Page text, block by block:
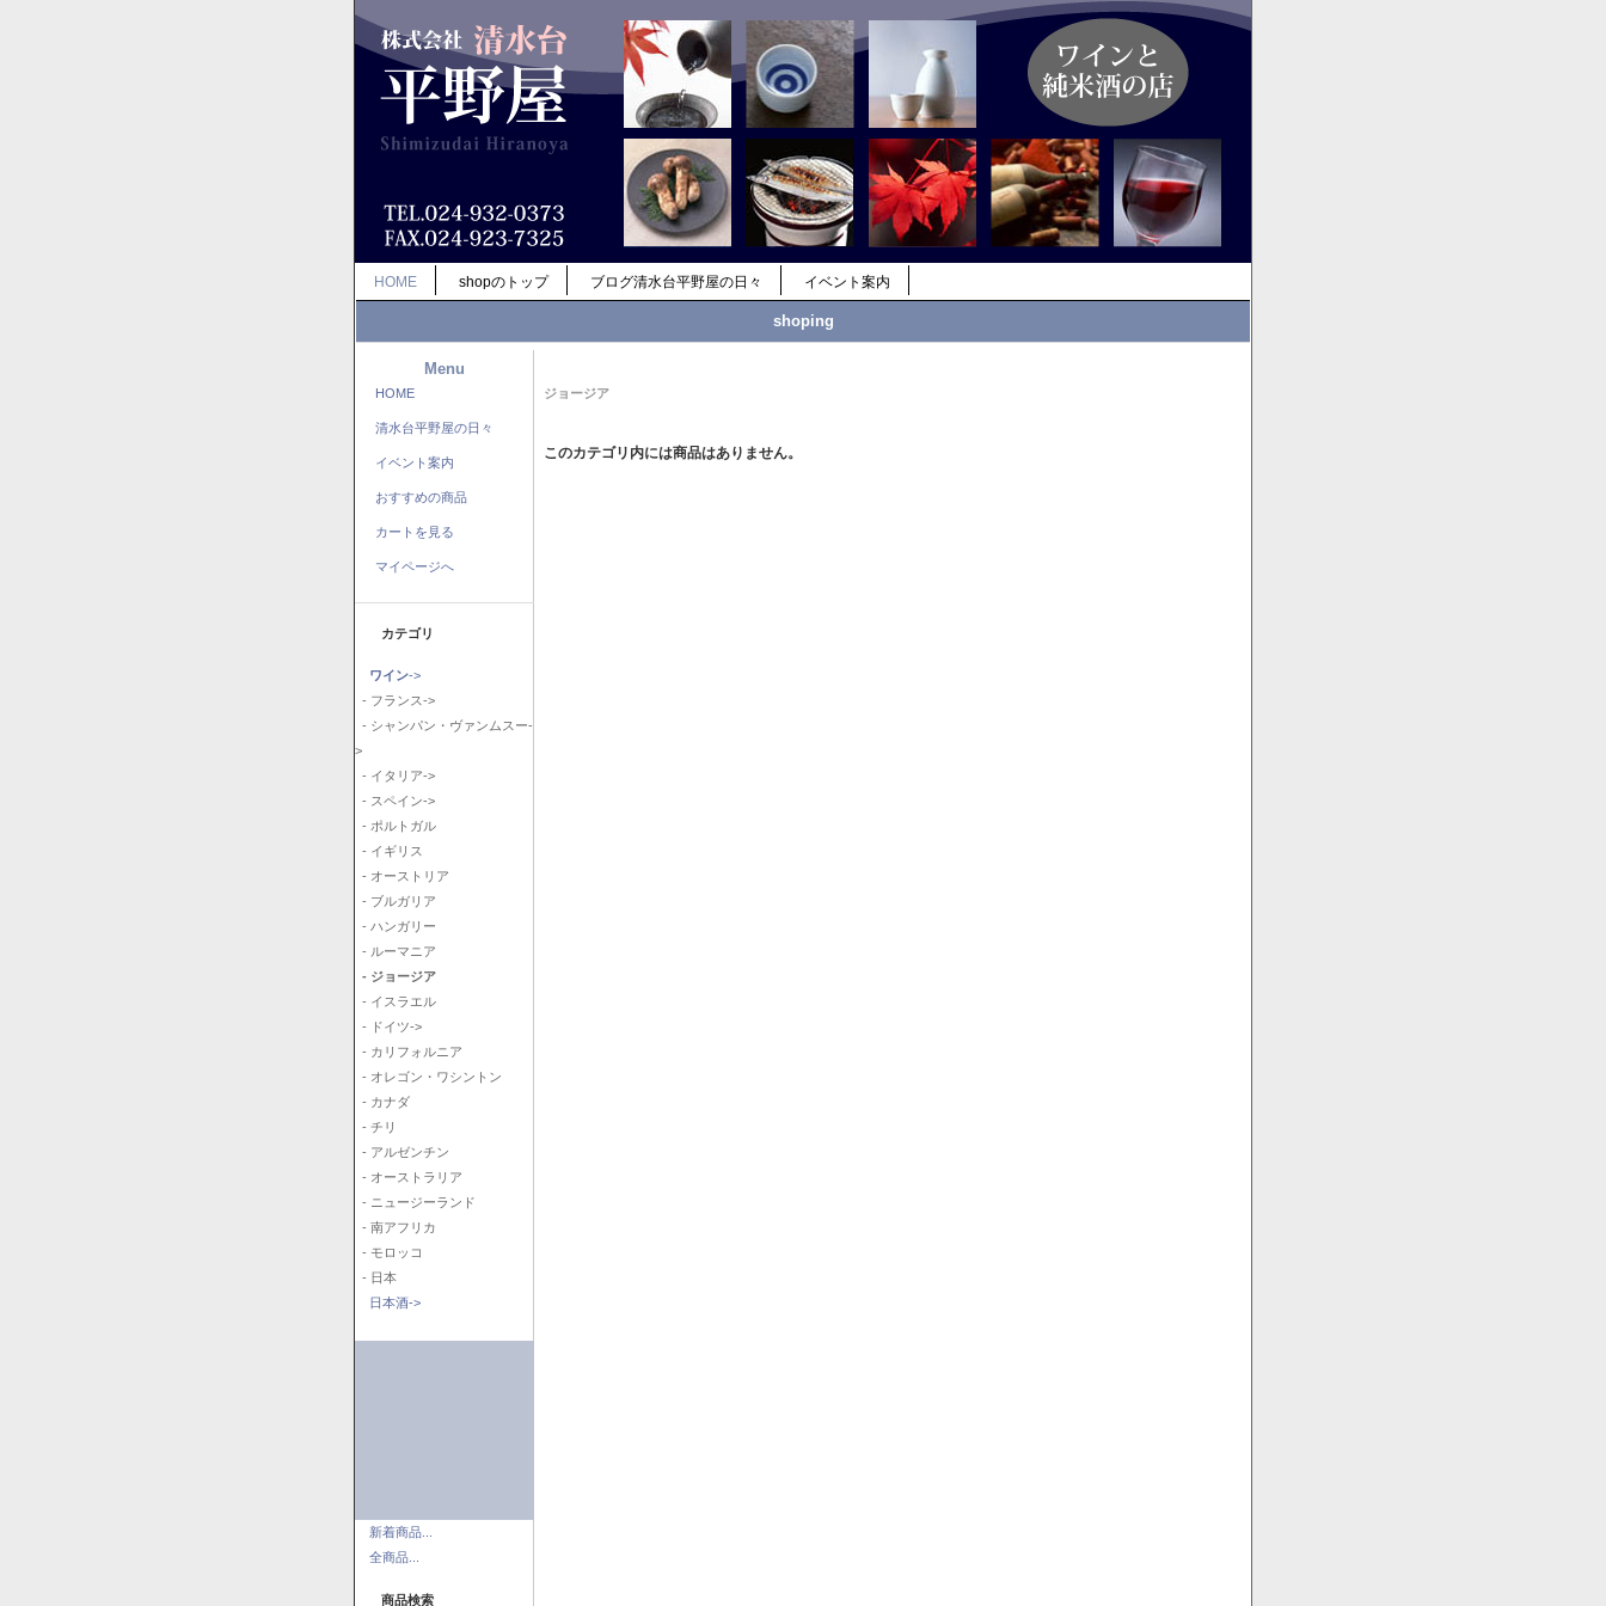
HOME shopのトップ ブログ清水台平野屋の日々 イベント案内
shoping
Menu
HOME
清水台平野屋の日々
イベント案内
おすすめの商品
カートを見る
マイページへ
カテゴリ
ワイン->
- フランス->
- シャンパン・ヴァンムスー-
>
- イタリア->
- スペイン->
- ポルトガル
- イギリス
- オーストリア
- ブルガリア
- ハンガリー
- ルーマニア
- ジョージア
- イスラエル
- ドイツ->
- カリフォルニア
- オレゴン・ワシントン
- カナダ
- チリ
- アルゼンチン
- オーストラリア
- ニュージーランド
- 南アフリカ
- モロッコ
- 日本
日本酒->
新着商品...
全商品...
商品検索
ジョージア
このカテゴリ内には商品はありません。